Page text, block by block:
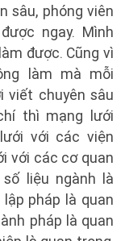
sâu, phóng viên
ngay. Mình
được. Cũng vì
làm mà mỗi
viết chuyên sâu
thì mạng lưới
với các viện
với các cơ quan
liệu ngành là
pháp là quan
pháp là quan